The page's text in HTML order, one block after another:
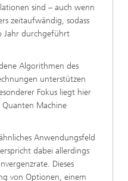
sind – auch wenn
zeitaufwändig, sodass
Jahr durchgeführt
Algorithmen des
unterstützen
Fokus liegt hier
Machine
Anwendungsfeld
dabei allerdings
Dieses
von Optionen, einem